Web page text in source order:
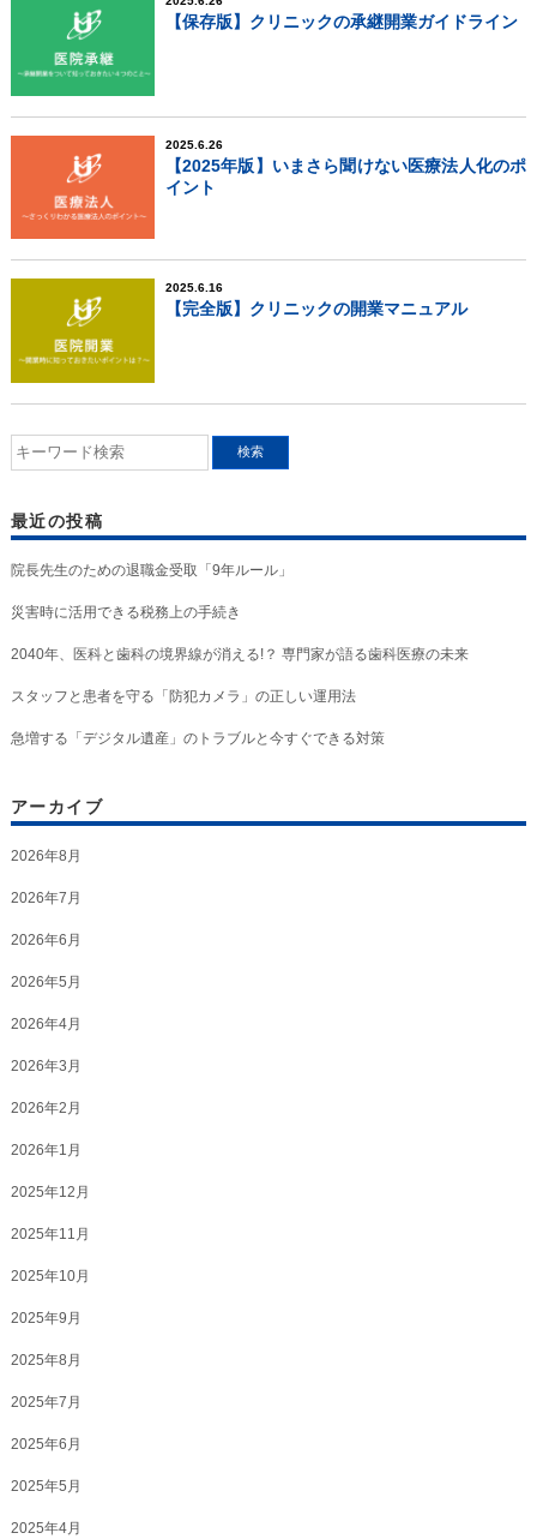
【保存版】クリニックの承継開業ガイドライン
2025.6.26
【2025年版】いまさら聞けない医療法人化のポ
イント
2025.6.16
【完全版】クリニックの開業マニュアル
最近の投稿
院長先生のための退職金受取「9年ルール」
災害時に活用できる税務上の手続き
2040年、医科と歯科の境界線が消える!？ 専門家が語る歯科医療の未来
スタッフと患者を守る「防犯カメラ」の正しい運用法
急増する「デジタル遺産」のトラブルと今すぐできる対策
アーカイブ
2026年8月
2026年7月
2026年6月
2026年5月
2026年4月
2026年3月
2026年2月
2026年1月
2025年12月
2025年11月
2025年10月
2025年9月
2025年8月
2025年7月
2025年6月
2025年5月
2025年4月